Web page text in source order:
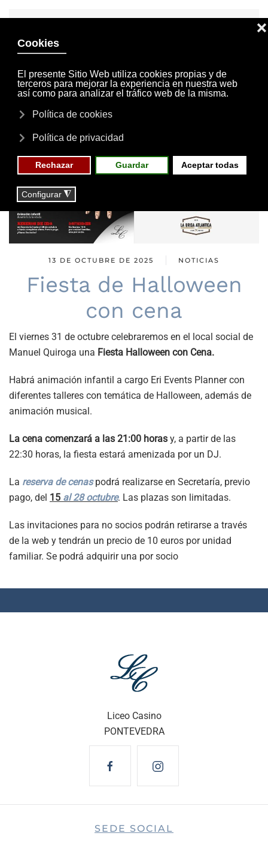
INVITACIONES
MI CUENTA
13 DE OCTUBRE DE 2025 NOTICIAS
Fiesta de Halloween
con cena
El viernes 31 de octubre celebraremos en el local social de
Manuel Quiroga una Fiesta Halloween con Cena.
Habrá animación infantil a cargo Eri Events Planner con
diferentes talleres con temática de Halloween, además de
animación musical.
La cena comenzará a las 21:00 horas y, a partir de las
22:30 horas, la fiesta estará amenizada por un DJ.
La reserva de cenaspodrá realizarse en Secretaría, previo
pago, del 15 al 28 octubre. Las plazas son limitadas.
Las invitaciones para no socios podrán retirarse a través
de la web y tendrán un precio de 10 euros por unidad
familiar. Se podrá adquirir una por socio
Liceo Casino
PONTEVEDRA
SEDE SOCIAL